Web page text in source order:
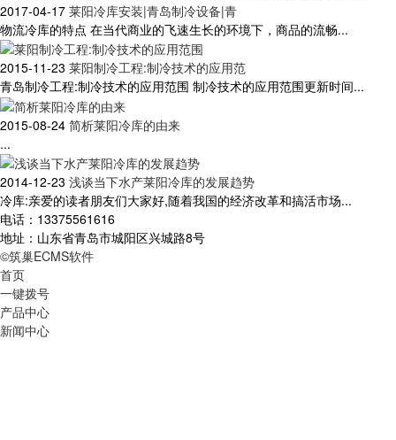
2017-04-17 莱阳冷库安装|青岛制冷设备|青
物流冷库的特点 在当代商业的飞速生长的环境下，商品的流畅...
2015-11-23 莱阳制冷工程:制冷技术的应用范
青岛制冷工程:制冷技术的应用范围 制冷技术的应用范围更新时间...
2015-08-24 简析莱阳冷库的由来
...
2014-12-23 浅谈当下水产莱阳冷库的发展趋势
冷库:亲爱的读者朋友们大家好,随着我国的经济改革和搞活市场...
电话：13375561616
地址：山东省青岛市城阳区兴城路8号
©筑巢ECMS软件
首页
一键拨号
产品中心
新闻中心